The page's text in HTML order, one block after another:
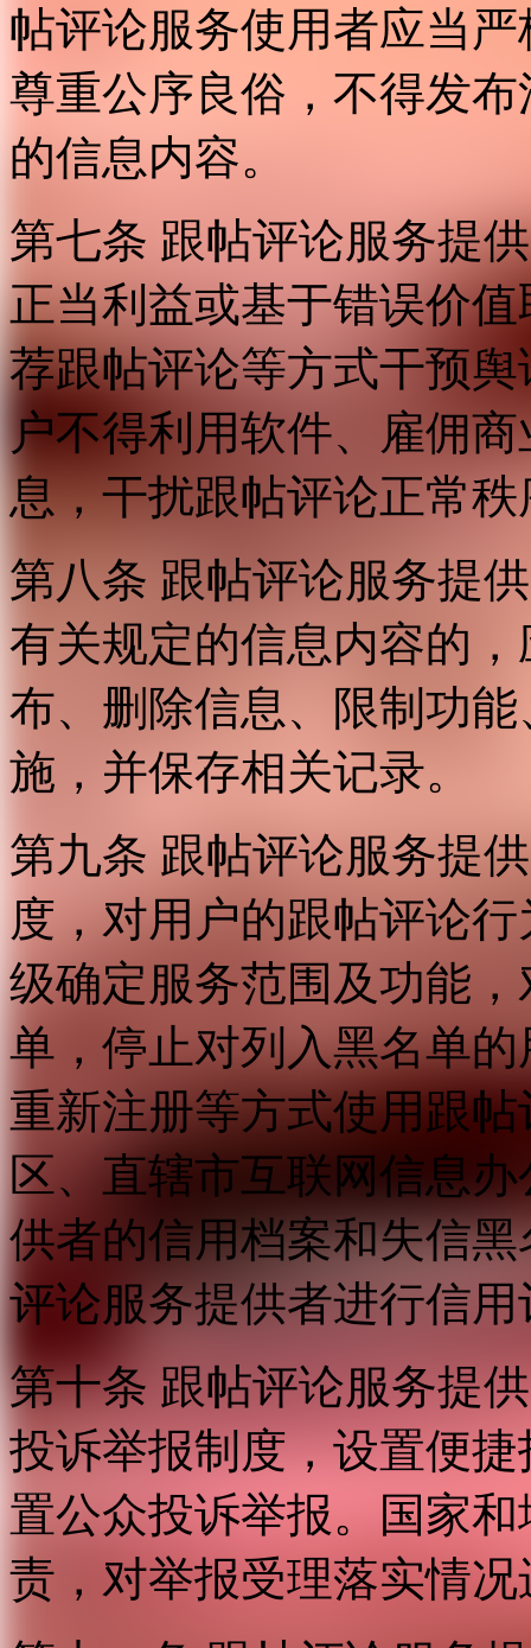
帖评论服务使用者应当
尊重公序良俗，不得发
的信息内容。
第七条 跟帖评论服务提
正当利益或基于错误价
荐跟帖评论等方式干预
户不得利用软件、雇佣
息，干扰跟帖评论正常
第八条 跟帖评论服务提
有关规定的信息内容的
布、删除信息、限制功
施，并保存相关记录。
第九条 跟帖评论服务提
度，对用户的跟帖评论
级确定服务范围及功能
单，停止对列入黑名单
重新注册等方式使用跟
区、直辖市互联网信息
供者的信用档案和失信
评论服务提供者进行信用
第十条 跟帖评论服务提
投诉举报制度，设置便
置公众投诉举报。国家
责，对举报受理落实情